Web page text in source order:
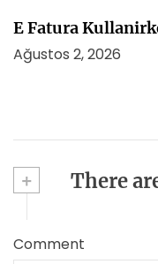
E Fatura
Ağustos 2, 2026
+ There
Comment